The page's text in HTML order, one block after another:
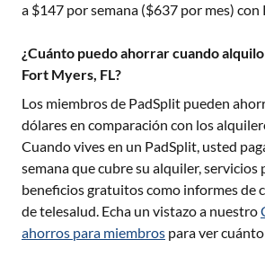
a $147 por semana ($637 por mes) con
¿Cuánto puedo ahorrar cuando
Fort Myers, FL?
Los miembros de PadSplit pueden
dólares en comparación con los
Cuando vives en un PadSplit, usted
semana que cubre su alquiler, servicios
beneficios gratuitos como informes de
de telesalud. Echa un vistazo a nuestro
ahorros para miembros para ver